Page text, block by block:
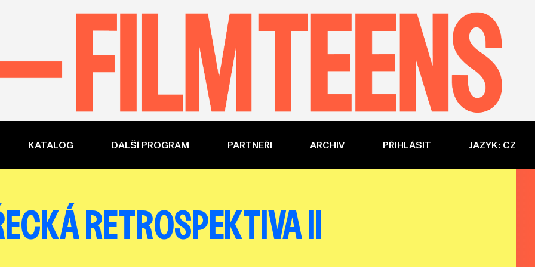
KATALOG DALŠÍ PROGRAM PARTNEŘI ARCHIV PŘIHLÁSIT JAZYK: CZ
RETROSPEKTIVA II